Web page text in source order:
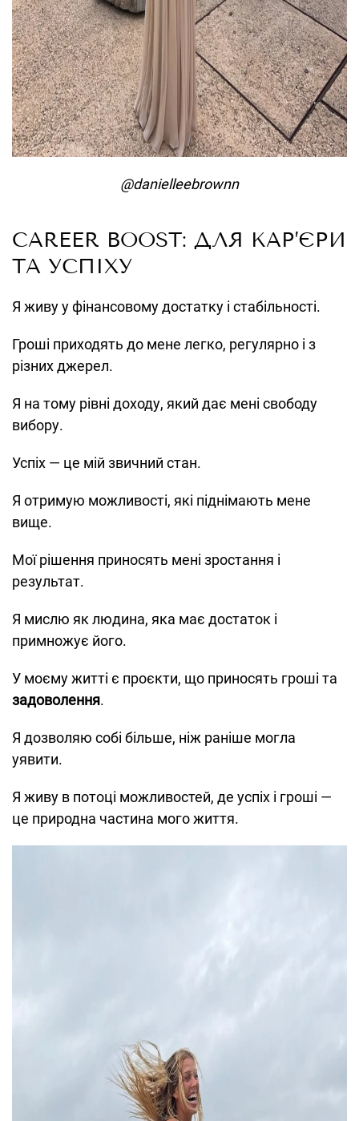
@danielleebrownn
CAREER BOOST: ДЛЯ КАР’ЄРИ
ТА УСПІХУ
Я живу у фінансовому достатку і стабільності.
Гроші приходять до мене легко, регулярно і з
різних джерел.
Я на тому рівні доходу, який дає мені свободу
вибору.
Успіх — це мій звичний стан.
Я отримую можливості, які піднімають мене
вище.
Мої рішення приносять мені зростання і
результат.
Я мислю як людина, яка має достаток і
примножує його.
У моєму житті є проєкти, що приносять гроші та
задоволення.
Я дозволяю собі більше, ніж раніше могла
уявити.
Я живу в потоці можливостей, де успіх і гроші —
це природна частина мого життя.